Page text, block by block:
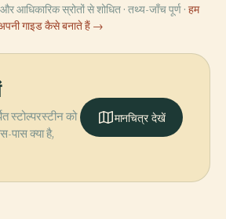
आधिकारिक स्रोतों से शोधित · तथ्य-जाँच पूर्ण · हम
गाइड कैसे बनाते हैं →
स्टोल्परस्टीन को
क्या है,
मानचित्र देखें